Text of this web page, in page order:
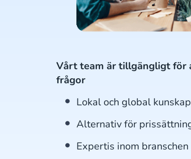
Vårt team är tillgängligt för
frågor
Lokal och global kunskap
Alternativ för
Expertis inom branschen